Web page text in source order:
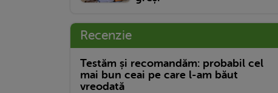
Recenzie
Testăm și recomandăm: probabil cel
mai bun ceai pe care l-am băut
vreodată